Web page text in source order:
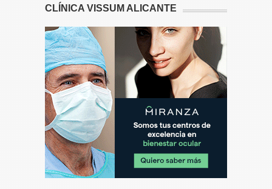
CLÍNICA VISSUM ALICANTE